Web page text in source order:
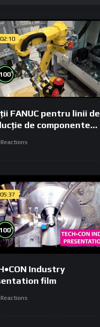
02:10
100%
FANUC pentru linii de
de componente
și de laborator
Reactions
05:37
100%
Industry
film
Reactions